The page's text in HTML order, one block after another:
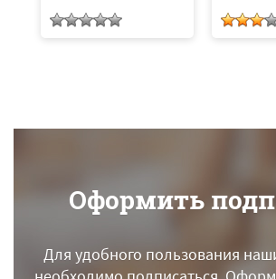
Оформить
Для удобного пользования